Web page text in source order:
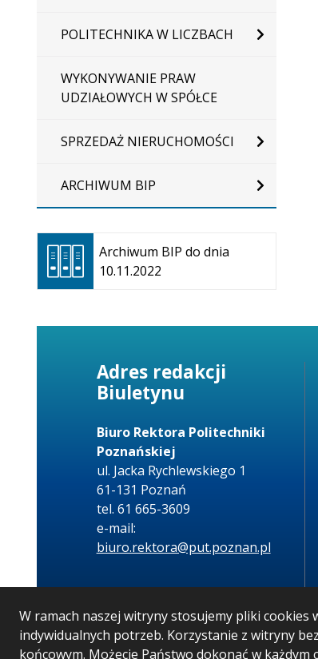
W ramach naszej witryny stosujemy pliki cookies
indywidualnych potrzeb. Korzystanie z witryny
końcowym. Możecie Państwo dokonać w każdym
POLITECHNIKA W LICZBACH
WYKONYWANIE PRAW
UDZIAŁOWYCH W SPÓŁCE
SPRZEDAŻ NIERUCHOMOŚCI
ARCHIWUM BIP
Archiwum BIP do dnia
10.11.2022
Otwiera
się w
nowej
karcie
Adres redakcji
Biuletynu
Biuro Rektora Politechniki
Poznańskiej
ul. Jacka Rychlewskiego 1
61-131 Poznań
tel. 61 665-3609
e-mail:
biuro.rektora@put.poznan.pl